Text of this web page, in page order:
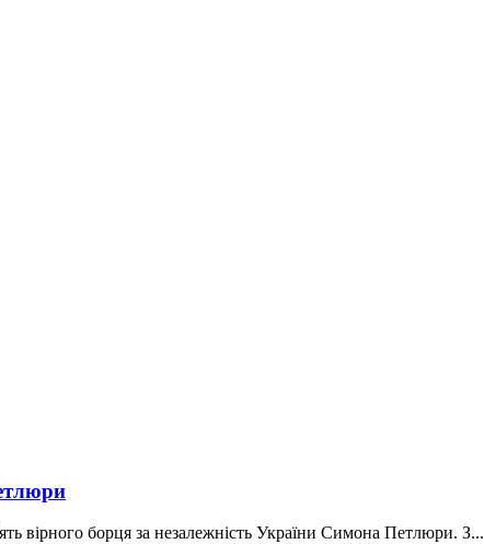
вірного борця за незалежність України Симона Петлюри. З...